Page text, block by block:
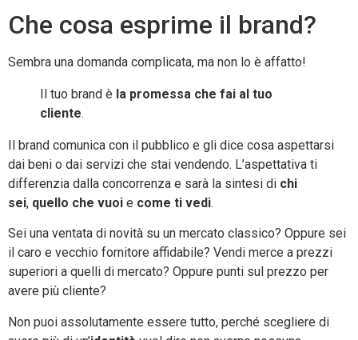
Che cosa esprime il brand?
Sembra una domanda complicata, ma non lo è affatto!
Il tuo brand è la promessa che fai al tuo
cliente.
Il brand comunica con il pubblico e gli dice cosa aspettarsi
dai beni o dai servizi che stai vendendo. L’aspettativa ti
differenzia dalla concorrenza e sarà la sintesi di chi
sei, quello che vuoi e come ti vedi.
Sei una ventata di novità su un mercato classico? Oppure sei
il caro e vecchio fornitore affidabile? Vendi merce a prezzi
superiori a quelli di mercato? Oppure punti sul prezzo per
avere più cliente?
Non puoi assolutamente essere tutto, perché scegliere di